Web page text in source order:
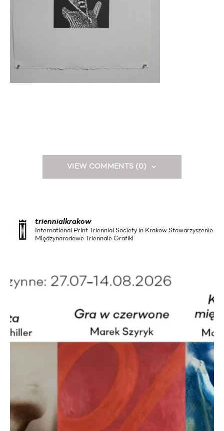
VIEW COMMENTS (0)
triennialkrakow
International Print Triennial Society in Krakow Stowarzyszenie
Międzynarodowe Triennale Grafiki